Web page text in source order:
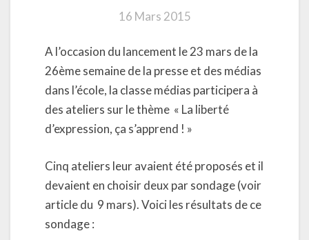
»
résultats
du
sondage
16 Mars 2015
A l’occasion du lancement le 23 mars de la
26ème semaine de la presse et des médias
dans l’école, la classe médias participera à
des ateliers sur le thème « La liberté
d’expression, ça s’apprend ! »
Cinq ateliers leur avaient été proposés et il
devaient en choisir deux par sondage (voir
article du 9 mars). Voici les résultats de ce
sondage :